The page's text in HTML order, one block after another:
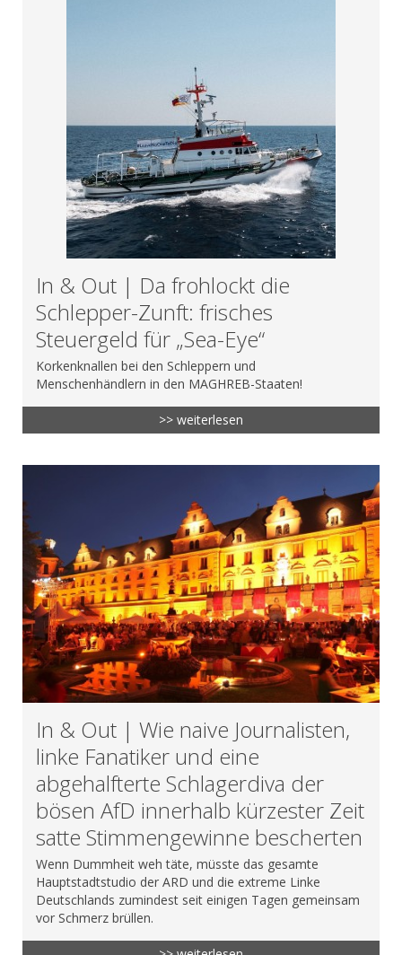
In & Out | Da frohlockt die
Schlepper-Zunft: frisches
Steuergeld für „Sea-Eye“
Korkenknallen bei den Schleppern und
Menschenhändlern in den MAGHREB-Staaten!
>> weiterlesen
In & Out | Wie naive Journalisten,
linke Fanatiker und eine
abgehalfterte Schlagerdiva der
bösen AfD innerhalb kürzester Zeit
satte Stimmengewinne bescherten
Wenn Dummheit weh täte, müsste das gesamte
Hauptstadtstudio der ARD und die extreme Linke
Deutschlands zumindest seit einigen Tagen gemeinsam
vor Schmerz brüllen.